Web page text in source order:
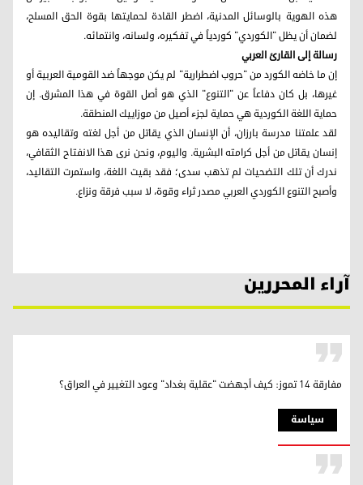
هذه الهوية بالوسائل المدنية، اضطر القادة لحمايتها بقوة الحق المسلح،
لضمان أن يظل "الكوردي" كوردياً في تفكيره، ولسانه، وانتمائه.
رسالة إلى القارئ العربي
إن ما خاضه الكورد من "حروب اضطرارية" لم يكن موجهاً ضد القومية العربية أو
غيرها، بل كان دفاعاً عن "التنوع" الذي هو أصل القوة في هذا المشرق. إن
حماية اللغة الكوردية هي حماية لجزء أصيل من موزاييك المنطقة.
لقد علمتنا مدرسة بارزان، أن الإنسان الذي يقاتل من أجل لغته وتقاليده هو
إنسان يقاتل من أجل كرامته البشرية. واليوم، ونحن نرى هذا الانفتاح الثقافي،
ندرك أن تلك التضحيات لم تذهب سدى؛ فقد بقيت اللغة، واستمرت التقاليد،
وأصبح التنوع الكوردي العربي مصدر ثراء وقوة، لا سبب فرقة ونزاع.
آراء المحررين
سیاسة
مفارقة 14 تموز: كيف أجهضت "عقلية بغداد" وعود التغيير في العراق؟